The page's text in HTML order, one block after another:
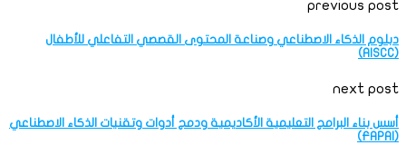
previous post
دبلوم الذكاء الاصطناعي وصناعة المحتوى القصصي التفاعلي للأطفال
(AISCC)
next post
أسس بناء البرامج التعليمية الأكاديمية ودمج أدوات وتقنيات الذكاء الاصطناعي
(FAPAI)